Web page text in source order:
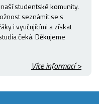
studentské komunity.
seznámit se s
i vyučujícími a získat
čeká. Děkujeme
Více informací >